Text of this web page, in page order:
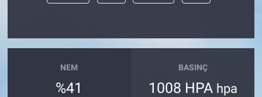
NEM
%41
BASINÇ
1008 HPA hpa